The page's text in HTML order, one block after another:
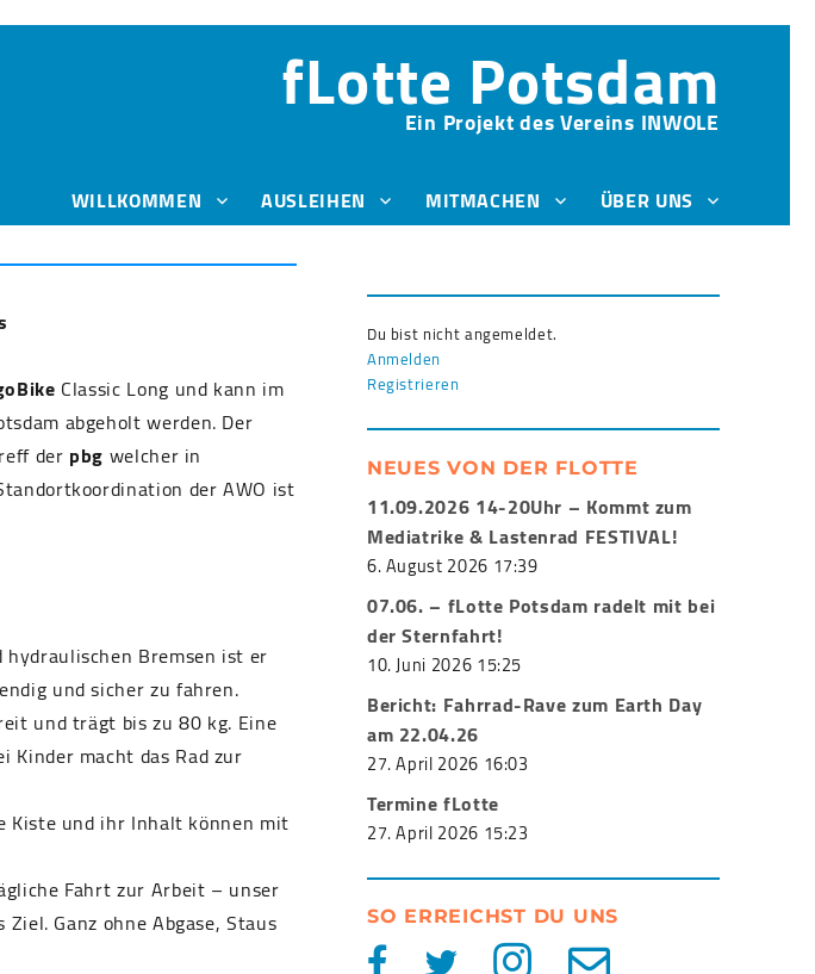
fLotte Potsdam
Ein Projekt des Vereins INWOLE
WILLKOMMEN AUSLEIHEN MITMACHEN ÜBER UNS
Classic Long und kann im
abgeholt werden. Der
der pbg welcher in
der AWO ist
Bremsen ist er
und sicher zu fahren.
und trägt bis zu 80 kg. Eine
macht das Rad zur
Kiste und ihr Inhalt können mit
Fahrt zur Arbeit – unser
Ganz ohne Abgase, Staus
Du bist nicht angemeldet.
Anmelden
Registrieren
NEUES VON DER FLOTTE
11.09.2026 14-20Uhr – Kommt zum
Mediatrike & Lastenrad FESTIVAL!
6. August 2026 17:39
07.06. – fLotte Potsdam radelt mit bei
der Sternfahrt!
10. Juni 2026 15:25
Bericht: Fahrrad-Rave zum Earth Day
am 22.04.26
27. April 2026 16:03
Termine fLotte
27. April 2026 15:23
SO ERREICHST DU UNS